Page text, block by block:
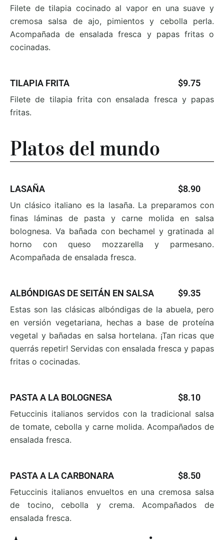
Filete de tilapia cocinado al vapor en una suave y
cremosa salsa de ajo, pimientos y cebolla perla.
Acompañada deensalada fresca y papas fritas o
cocinadas.
TILAPIA FRITA $9.75
Filete de tilapia frita con ensalada fresca y papas
fritas.
Platos del mundo
LASAÑA $8.90
Un clásico italiano es la lasaña. La preparamos con
finas láminas de pasta y carne molida en salsa
bolognesa. Va bañada con bechamel y gratinada al
horno con queso mozzarella y parmesano.
Acompañada de ensalada fresca.
ALBÓNDIGAS DE SEITÁN EN SALSA $9.35
Estas son las clásicas albóndigas de la abuela, pero
en versión vegetariana, hechas a base de proteína
vegetal y bañadas en salsa hortelana. ¡Tan ricas que
querrás repetir! Servidas con ensalada fresca y papas
fritas o cocinadas.
PASTA A LA BOLOGNESA $8.10
Fetuccinis italianos servidos con la tradicional salsa
de tomate, cebolla y carne molida. Acompañados de
ensalada fresca.
PASTA A LA CARBONARA $8.50
Fetuccinis italianos envueltos en una cremosa salsa
de tocino, cebolla y crema. Acompañados de
ensalada fresca.